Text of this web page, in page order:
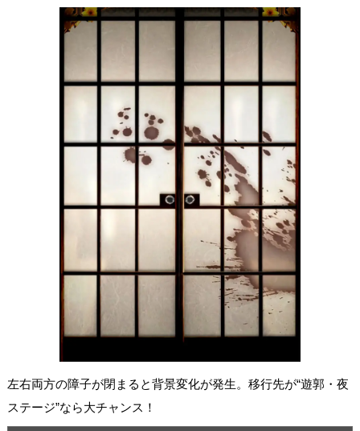
左右両方の障子が閉まると背景変化が発生。移行先が“遊郭・夜
ステージ”なら大チャンス！